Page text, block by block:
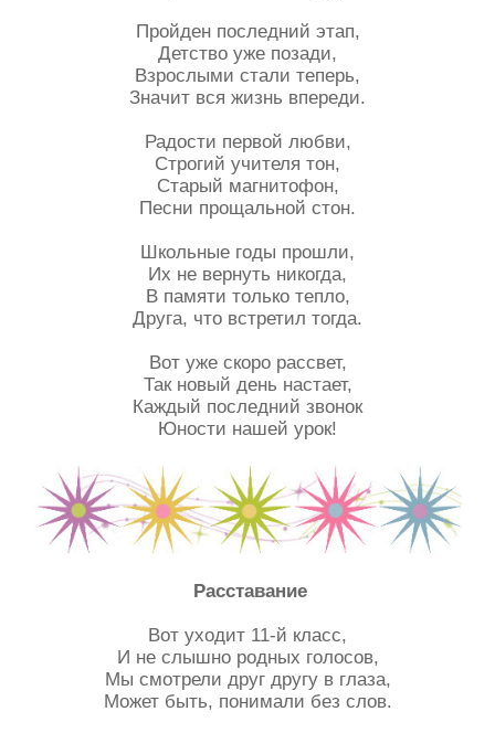
Пройден последний этап,
Детство уже позади,
Взрослыми стали теперь,
Значит вся жизнь впереди.
Радости первой любви,
Строгий учителя тон,
Старый магнитофон,
Песни прощальной стон.
Школьные годы прошли,
Их не вернуть никогда,
В памяти только тепло,
Друга, что встретил тогда.
Вот уже скоро рассвет,
Так новый день настает,
Каждый последний звонок
Юности нашей урок!
Расставание
Вот уходит 11-й класс,
И не слышно родных голосов,
Мы смотрели друг другу в глаза,
Может быть, понимали без слов.